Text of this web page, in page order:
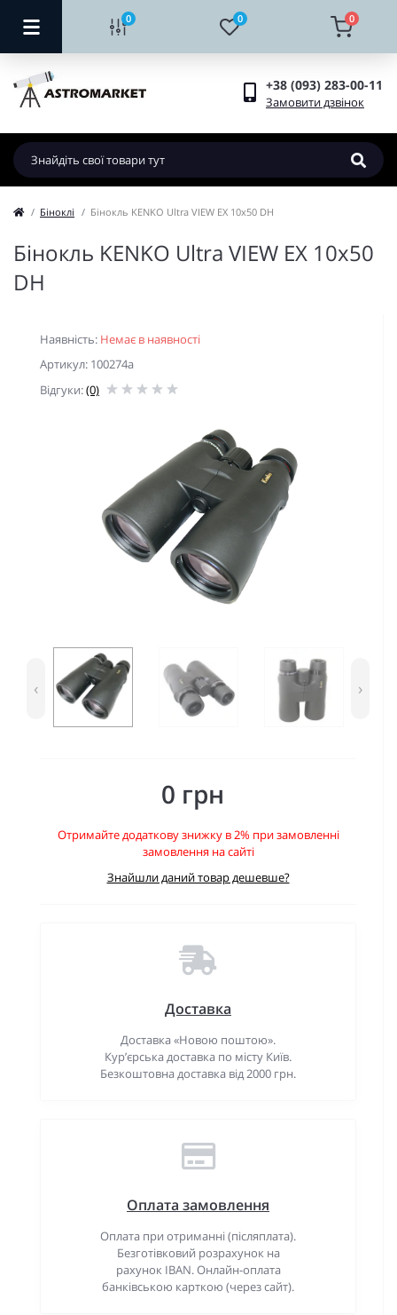
0 0 0
+38 (093) 283-00-11
Замовити дзвінок
Біноклі Бінокль KENKO Ultra VIEW EX 10x50 DH
Бінокль KENKO Ultra VIEW EX 10x50
DH
Наявність: Немає в наявності
Артикул: 100274a
Відгуки:(0)
‹ ›
0 грн
Отримайте додаткову знижку в 2% при замовленні
замовлення на сайті
Знайшли даний товар дешевше?
Доставка
Доставка «Новою поштою».
Кур’єрська доставка по місту Київ.
Безкоштовна доставка від 2000 грн.
Оплата замовлення
Оплата при отриманні (післяплата).
Безготівковий розрахунок на
рахунок IBAN. Онлайн-оплата
банківською карткою (через сайт).